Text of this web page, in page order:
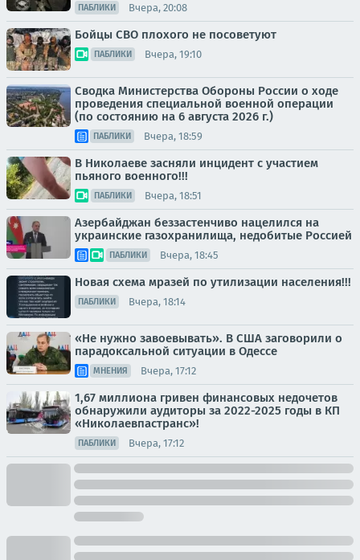
ПАБЛИКИ Вчера, 20:08
Бойцы СВО плохого не посоветуют
ПАБЛИКИ Вчера, 19:10
Сводка Министерства Обороны России о ходе
проведения специальной военной операции
(по состоянию на 6 августа 2026 г.)
ПАБЛИКИ Вчера, 18:59
В Николаеве засняли инцидент с участием
пьяного военного!!!
ПАБЛИКИ Вчера, 18:51
Азербайджан беззастенчиво нацелился на
украинские газохранилища, недобитые Россией
ПАБЛИКИ Вчера, 18:45
Новая схема мразей по утилизации населения!!!
ПАБЛИКИ Вчера, 18:14
«Не нужно завоевывать». В США заговорили о
парадоксальной ситуации в Одессе
МНЕНИЯ Вчера, 17:12
1,67 миллиона гривен финансовых недочетов
обнаружили аудиторы за 2022-2025 годы в КП
«Николаевпастранс»!
ПАБЛИКИ Вчера, 17:12